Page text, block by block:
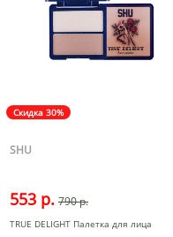
Скидка 30%
SHU
553 р. 790 р.
TRUE DELIGHT Палетка для лица